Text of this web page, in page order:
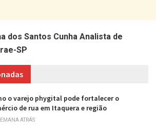
dos Santos Cunha Analista de
SP
o varejo phygital pode fortalecer o
de rua em Itaquera e região
ATRÁS